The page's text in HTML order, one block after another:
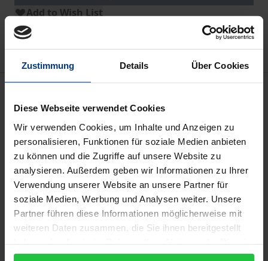
Zustimmung Details Über Cookies
Diese Webseite verwendet Cookies
Wir verwenden Cookies, um Inhalte und Anzeigen zu
personalisieren, Funktionen für soziale Medien anbieten
zu können und die Zugriffe auf unsere Website zu
analysieren. Außerdem geben wir Informationen zu Ihrer
Verwendung unserer Website an unsere Partner für
soziale Medien, Werbung und Analysen weiter. Unsere
Partner führen diese Informationen möglicherweise mit
weiteren Daten zusammen, die Sie ihnen bereitgestellt
gesammelt haben.
Add to Wish List
Delivery cost notice
Einrichtungen für Menschen mit Behinderungen
kommt eine besondere Bedeutung im
Gesamtsystem der Hilfen zu. Ein umfassender
Überblick über die Strukturen der
Wohneinrichtungen und die Situation der in ihnen
lebenden Menschen konnte bis jetzt jedoch nicht
gewonnen werden.